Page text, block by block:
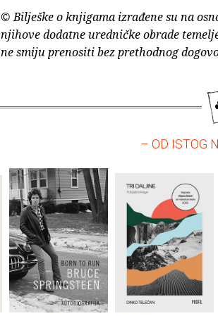
© Bilješke o knjigama izrađene su na
njihove dodatne uredničke obrade
ne smiju prenositi bez prethodnog
– OD ISTOG